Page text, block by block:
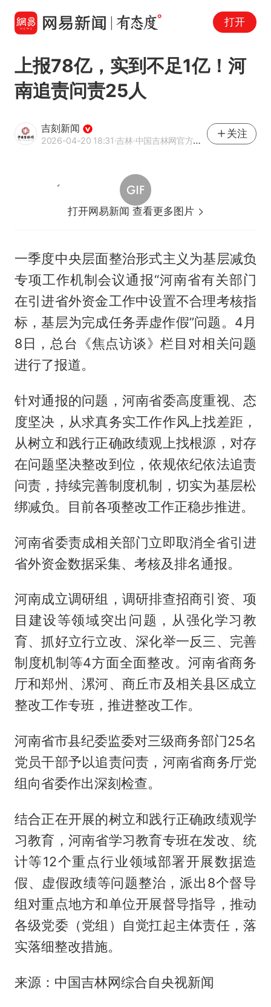
打开
上报78亿，实到不足1亿！河
南追责问责25人
吉刻新闻
2026-04-20 18:31·吉林·中国吉林网官方网易号
关注
打开网易新闻 查看更多图片
一季度中央层面整治形式主义为基层减负
专项工作机制会议通报“河南省有关部门
在引进省外资金工作中设置不合理考核指
标，基层为完成任务弄虚作假”问题。4月
8日，总台《焦点访谈》栏目对相关问题
进行了报道。
针对通报的问题，河南省委高度重视、态
度坚决，从求真务实工作作风上找差距，
从树立和践行正确政绩观上找根源，对存
在问题坚决整改到位，依规依纪依法追责
问责，持续完善制度机制，切实为基层松
绑减负。目前各项整改工作正稳步推进。
河南省委责成相关部门立即取消全省引进
省外资金数据采集、考核及排名通报。
河南成立调研组，调研排查招商引资、项
目建设等领域突出问题，从强化学习教
育、抓好立行立改、深化举一反三、完善
制度机制等4方面全面整改。河南省商务
厅和郑州、漯河、商丘市及相关县区成立
整改工作专班，推进整改工作。
河南省市县纪委监委对三级商务部门25名
党员干部予以追责问责，河南省商务厅党
组向省委作出深刻检查。
结合正在开展的树立和践行正确政绩观学
习教育，河南省学习教育专班在发改、统
计等12个重点行业领域部署开展数据造
假、虚假政绩等问题整治，派出8个督导
组对重点地方和单位开展督导指导，推动
各级党委（党组）自觉扛起主体责任，落
实落细整改措施。
来源：中国吉林网综合自央视新闻